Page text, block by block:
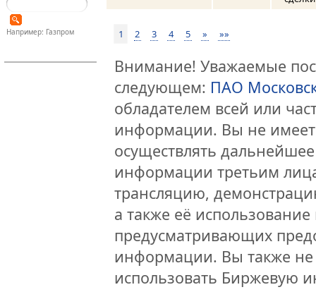
Например: Газпром 1 2 3 4 5 » »»
Внимание! Уважаемые
следующем: ПАО
обладателем всей или
информации. Вы не
осуществлять
информации третьим
трансляцию,
а также её
предусматривающих
информации. Вы также не
использовать Биржевую